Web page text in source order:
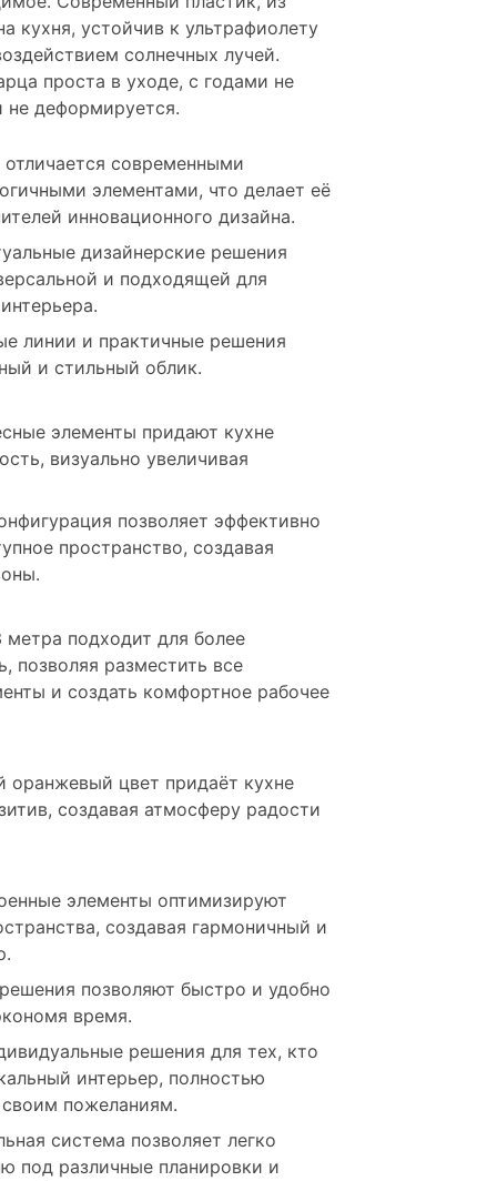
кухня, устойчив к ультрафиолету
солнечных лучей.
проста в уходе, с годами не
не деформируется.
отличается современными
элементами, что делает её
инновационного дизайна.
дизайнерские решения
и подходящей для
линии и практичные решения
и стильный облик.
элементы придают кухне
визуально увеличивая
позволяет эффективно
пространство, создавая
метра подходит для более
позволяя разместить все
и создать комфортное рабочее
оранжевый цвет придаёт кухне
создавая атмосферу радости
элементы оптимизируют
создавая гармоничный и
позволяют быстро и удобно
время.
решения для тех, кто
интерьер, полностью
пожеланиям.
система позволяет легко
под различные планировки и